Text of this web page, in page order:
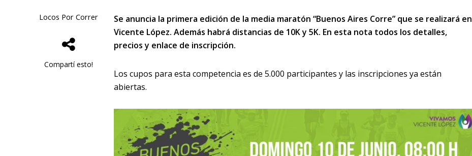
Locos Por Correr
Compartí esto!
Se anuncia la primera edición de la media maratón “Buenos Aires Corre” que se realizará en
Vicente López. Además habrá distancias de 10K y 5K. En esta nota todos los detalles,
precios y enlace de inscripción.
Los cupos para esta competencia es de 5.000 participantes y las inscripciones ya están
abiertas.